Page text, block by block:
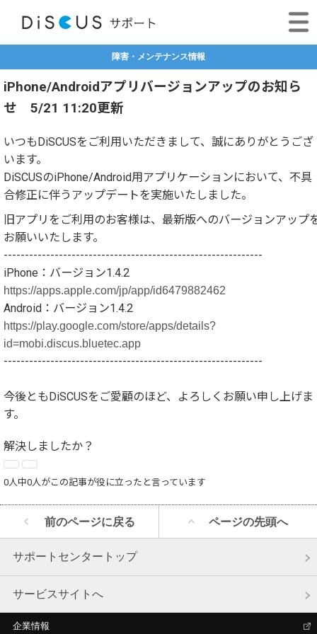
障害・メンテナンス情報
iPhone/Androidアプリバージョンアップのお知ら
せ 5/21 11:20更新
いつもDiSCUSをご利用いただきまして、誠にありがとうござ
います。
DiSCUSのiPhone/Android用アプリケーションにおいて、不具
合修正に伴うアップデートを実施いたしました。
旧アプリをご利用のお客様は、最新版へのバージョンアップ
お願いいたします。
-------------------------------------------------------------
iPhone：バージョン1.4.2
https://apps.apple.com/jp/app/id6479882462
Android：バージョン1.4.2
https://play.google.com/store/apps/details?
id=mobi.discus.bluetec.app
-------------------------------------------------------------
今後ともDiSCUSをご愛顧のほど、よろしくお願い申し上げま
す。
解決しましたか？
0人中0人がこの記事が役に立ったと言っています
前のページに戻る ページの先頭へ
サポートセンタートップ
サービスサイトへ
企業情報